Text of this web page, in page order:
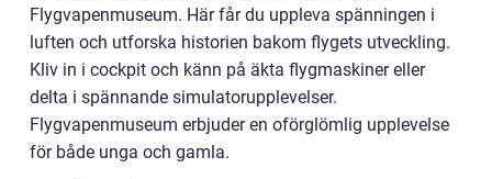
Flygvapenmuseum. Här får du uppleva spänningen i
luften och utforska historien bakom flygets utveckling.
Kliv in i cockpit och känn på äkta flygmaskiner eller
delta i spännande simulatorupplevelser.
Flygvapenmuseum erbjuder en oförglömlig upplevelse
för både unga och gamla.